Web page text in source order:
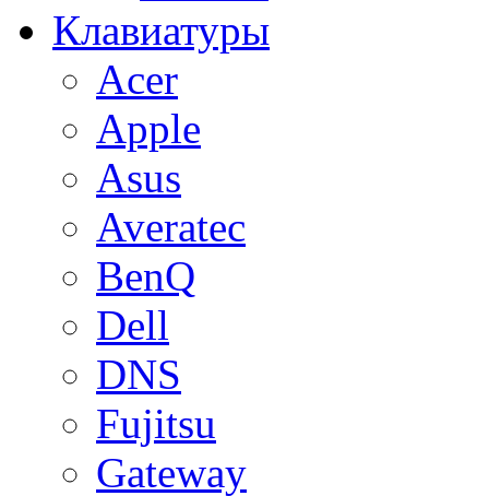
Клавиатуры
Acer
Apple
Asus
Averatec
BenQ
Dell
DNS
Fujitsu
Gateway